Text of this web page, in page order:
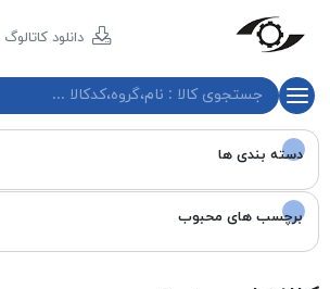
دانلود کاتالوگ
دسته بندی ها
برچسب های محبوب